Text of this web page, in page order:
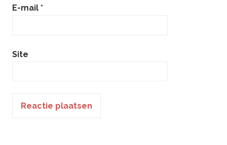
E-mail *
Site